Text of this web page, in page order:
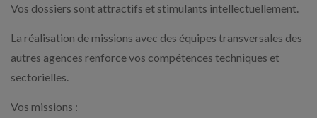
Vos dossiers sont attractifs et stimulants intellectuellement.
La réalisation de missions avec des équipes transversales des
autres agences renforce vos compétences techniques et
sectorielles.
Vos missions :